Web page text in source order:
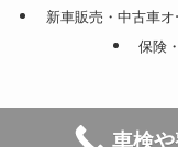
新車販売・中古車
保険
車検